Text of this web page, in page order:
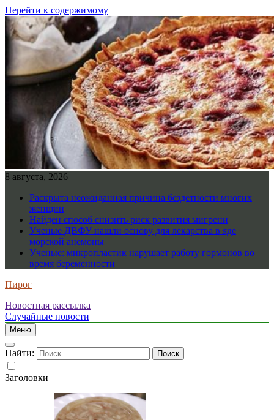
Перейти к содержимому
8 августа, 2026
Раскрыта неожиданная причина бездетности многих
женщин
Найден способ снизить риск развития мигрени
Ученые ДВФУ нашли основу для лекарства в яде
морской анемоны
Ученые: микропластик нарушает работу гормонов во
время беременности
Пирог
Новостная рассылка
Случайные новости
Меню
Найти:
Заголовки